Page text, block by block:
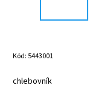
Kód: 5443001
chlebovník